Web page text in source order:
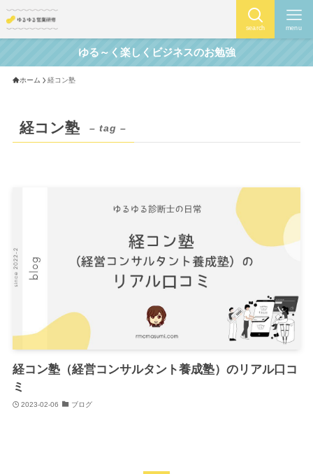
search menu
ゆる～く楽しくビジネスのお勉強
ホーム 経コン塾
経コン塾 – tag –
経コン塾（経営コンサルタント養成塾）のリアル口コ
ミ
2023-02-06 ブログ